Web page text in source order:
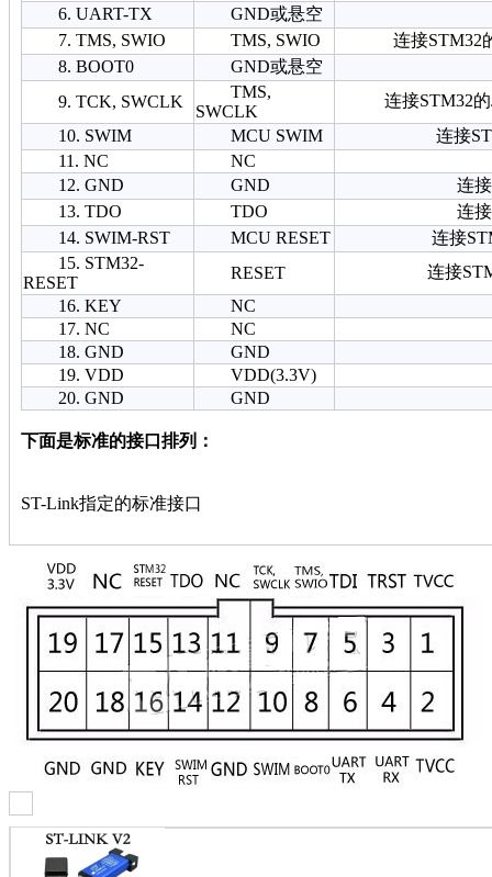
6. UART-TX
GND或悬空
7. TMS, SWIO
TMS, SWIO
连接STM32
8. BOOT0
GND或悬空
9. TCK, SWCLK
TMS,
SWCLK
连接STM32
10. SWIM
MCU SWIM
连接
11. NC
NC
12. GND
GND
连
13. TDO
TDO
连
14. SWIM-RST
MCU RESET
连接
15. STM32-
RESET
RESET
连接
16. KEY
NC
17. NC
NC
18. GND
GND
19. VDD
VDD(3.3V)
20. GND
GND
下面是标准的接口排列：
ST-Link指定的标准接口